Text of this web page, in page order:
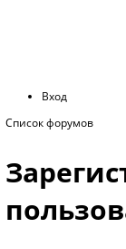
Вход
Список форумов